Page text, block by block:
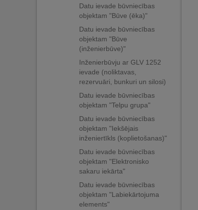
Datu ievade būvniecības
objektam "Būve (ēka)"
Datu ievade būvniecības
objektam "Būve
(inženierbūve)"
Inženierbūvju ar GLV 1252
ievade (noliktavas,
rezervuāri, bunkuri un silosi)
Datu ievade būvniecības
objektam "Telpu grupa"
Datu ievade būvniecības
objektam "Iekšējais
inženiertīkls (koplietošanas)"
Datu ievade būvniecības
objektam "Elektronisko
sakaru iekārta"
Datu ievade būvniecības
objektam "Labiekārtojuma
elements"